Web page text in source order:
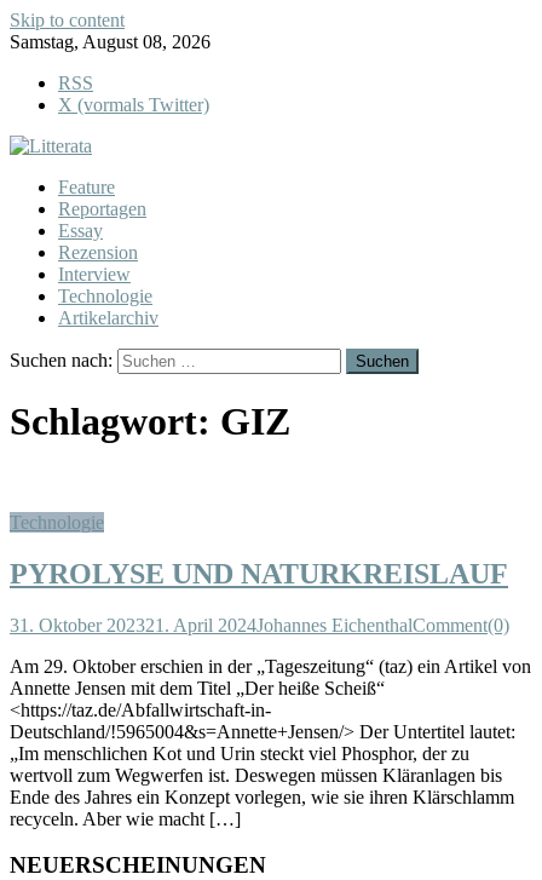
Skip to content
Samstag, August 08, 2026
RSS
X (vormals Twitter)
Feature
Reportagen
Essay
Rezension
Interview
Technologie
Artikelarchiv
Suchen nach:
Schlagwort: GIZ
Technologie
PYROLYSE UND NATURKREISLAUF
31. Oktober 202321. April 2024Johannes EichenthalComment(0)
Am 29. Oktober erschien in der „Tageszeitung“ (taz) ein Artikel von
Annette Jensen mit dem Titel „Der heiße Scheiß“
<https://taz.de/Abfallwirtschaft-in-
Deutschland/!5965004&s=Annette+Jensen/> Der Untertitel lautet:
„Im menschlichen Kot und Urin steckt viel Phosphor, der zu
wertvoll zum Wegwerfen ist. Deswegen müssen Kläranlagen bis
Ende des Jahres ein Konzept vorlegen, wie sie ihren Klärschlamm
recyceln. Aber wie macht […]
NEUERSCHEINUNGEN